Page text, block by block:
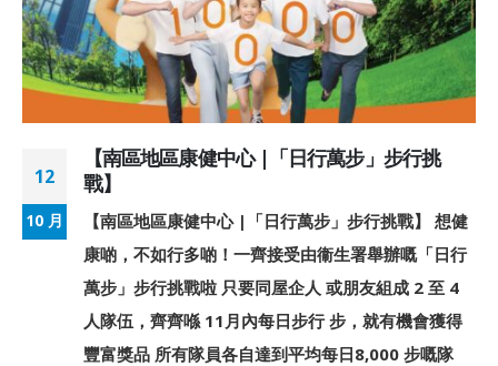
12
10 月
【南區地區康健中心 |「日行萬步」步行挑
戰】
【南區地區康健中心 |「日行萬步」步行挑戰】 想健
康啲，不如行多啲！一齊接受由衞生署舉辦嘅「日行
萬步」步行挑戰啦 只要同屋企人 或朋友組成 2 至 4
人隊伍，齊齊喺 11月內每日步行 步，就有機會獲得
豐富獎品 所有隊員各自達到平均每日8,000 步嘅隊